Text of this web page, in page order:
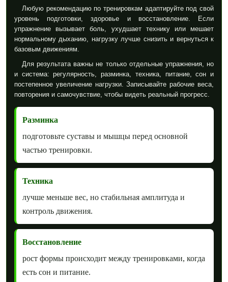
Любую рекомендацию по тренировкам адаптируйте под свой
уровень подготовки, здоровье и восстановление. Если
упражнение вызывает боль, ухудшает технику или мешает
нормальному дыханию, нагрузку лучше снизить и вернуться к
базовым движениям.
Для результата важны не только отдельные упражнения, но
и система: регулярность, разминка, техника, питание, сон и
постепенное увеличение нагрузки. Записывайте рабочие веса,
повторения и самочувствие, чтобы видеть реальный прогресс.
Разминка
подготовьте суставы и мышцы перед основной
частью тренировки.
Техника
лучше меньше вес, но стабильная амплитуда и
контроль движения.
Восстановление
рост формы происходит между тренировками, когда
есть сон и питание.